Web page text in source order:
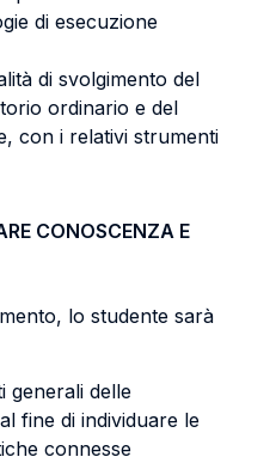
di esecuzione
di svolgimento del
ordinario e del
con i relativi strumenti
CONOSCENZA E
lo studente sarà
generali delle
fine di individuare le
connesse